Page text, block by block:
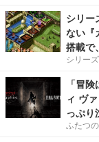
シリー
ない『
搭載で
シリー
「冒
ィ ヴ
っぷり
ふたつ